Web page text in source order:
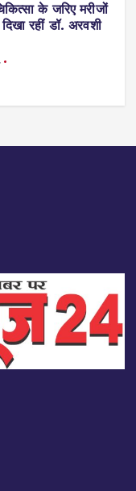
के जरिए मरीजों
रहीं डॉ. अरवशी